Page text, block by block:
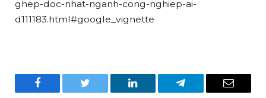
ghep-doc-nhat-nganh-cong-nghiep-ai-
d111183.html#google_vignette
Facebook Twitter LinkedIn Telegram Email